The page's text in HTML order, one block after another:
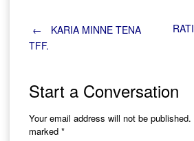
Post
navigation
←
KARIA MINNE TENA
TFF.
Start a Conversation
Your email address will not be published.
marked *